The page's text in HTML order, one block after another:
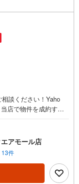
談ください！Yaho
店で物件を成約する
ください。【営業時
人気物件には特に問
電話ください。「室
約いただくとご見学
大宮サクラスクエアモ
サービス外部のファイ
アモール店
13件